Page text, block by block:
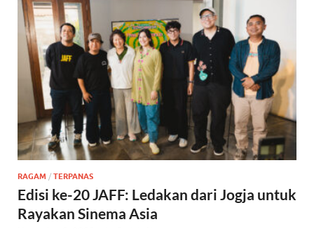
RAGAM / TERPANAS
Edisi ke-20 JAFF: Ledakan dari Jogja untuk
Rayakan Sinema Asia